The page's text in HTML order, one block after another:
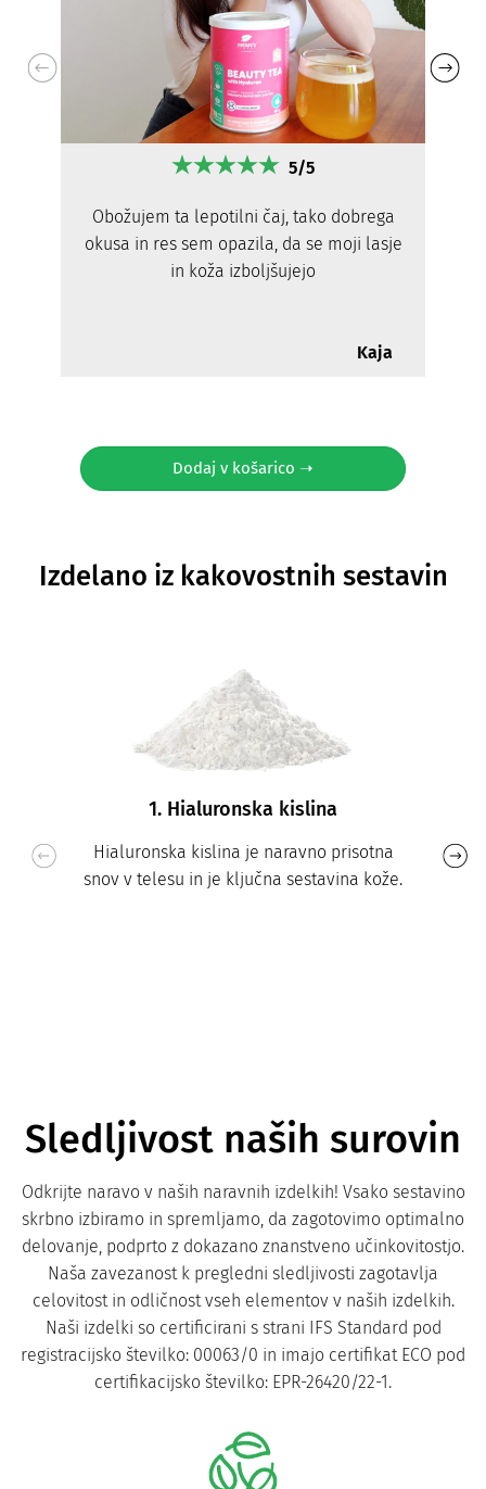
5/5
Obožujem ta lepotilni čaj, tako dobrega
okusa in res sem opazila, da se moji lasje
in koža izboljšujejo
Kaja
Dodaj v košarico ➝
Izdelano iz kakovostnih sestavin
1. Hialuronska kislina
Hialuronska kislina je naravno prisotna
snov v telesu in je ključna sestavina kože.
Sledljivost naših surovin
Odkrijte naravo v naših naravnih izdelkih! Vsako sestavino
skrbno izbiramo in spremljamo, da zagotovimo optimalno
delovanje, podprto z dokazano znanstveno učinkovitostjo.
Naša zavezanost k pregledni sledljivosti zagotavlja
celovitost in odličnost vseh elementov v naših izdelkih.
Naši izdelki so certificirani s strani IFS Standard pod
registracijsko številko: 00063/0 in imajo certifikat ECO pod
certifikacijsko številko: EPR-26420/22-1.